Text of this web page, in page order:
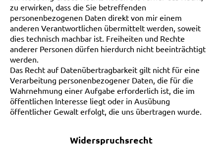
zu erwirken, dass die Sie betreffenden
personenbezogenen Daten direkt von mir einem
anderen Verantwortlichen übermittelt werden, soweit
dies technisch machbar ist. Freiheiten und Rechte
anderer Personen dürfen hierdurch nicht beeinträchtigt
werden.
Das Recht auf Datenübertragbarkeit gilt nicht für eine
Verarbeitung personenbezogener Daten, die für die
Wahrnehmung einer Aufgabe erforderlich ist, die im
öffentlichen Interesse liegt oder in Ausübung
öffentlicher Gewalt erfolgt, die uns übertragen wurde.
Widerspruchsrecht